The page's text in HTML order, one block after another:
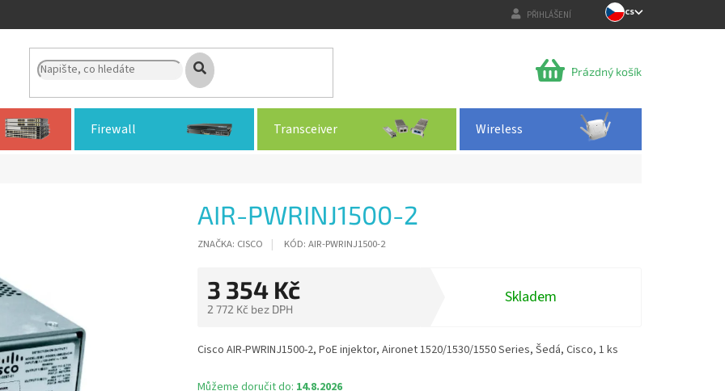
PŘIHLÁŠENÍ CS
NÁKUPNÍ
Prázdný košík
Firewall Transceiver Wireless
AIR-PWRINJ1500-2
ZNAČKA: CISCO KÓD: AIR-PWRINJ1500-2
3 354 Kč
2 772 Kč bez DPH
cena:
Skladem
Můžeme doručit do: 14.8.2026
Cisco AIR-PWRINJ1500-2, PoE injektor, Aironet 1520/1530/1550 Series, Šedá, Cisco, 1 ks